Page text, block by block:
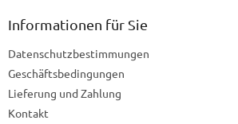
Informationen für Sie
Datenschutzbestimmungen
Geschäftsbedingungen
Lieferung und Zahlung
Kontakt